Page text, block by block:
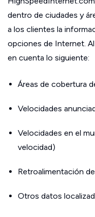
dentro de ciudades y
a los clientes la
opciones de Internet.
en cuenta lo siguiente:
Áreas de cobertura
Velocidades
Velocidades en el
velocidad)
Retroalimentación
Otros datos